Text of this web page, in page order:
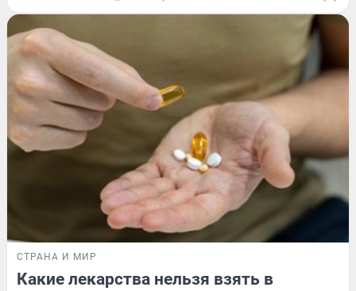
СТРАНА И МИР
Какие лекарства нельзя взять в